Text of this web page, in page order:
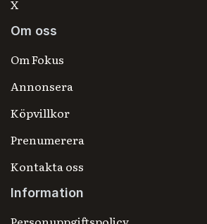
X
Om oss
Om Fokus
Annonsera
Köpvillkor
Prenumerera
Kontakta oss
Information